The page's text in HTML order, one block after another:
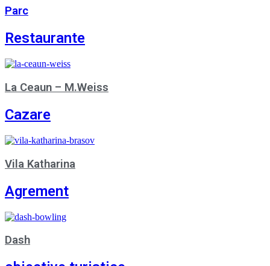
Parc
Restaurante
La Ceaun – M.Weiss
Cazare
Vila Katharina
Agrement
Dash